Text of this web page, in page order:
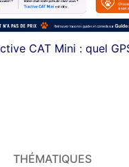
CAT Mini : quel
THÉMATIQUES